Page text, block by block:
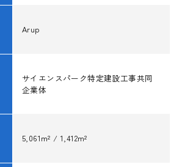
Arup
サイエンスパーク特定建設工事共同
企業体
5,061m² / 1,412m²